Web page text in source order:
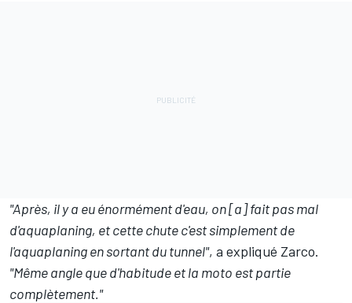
"Après, il y a eu énormément d'eau, on [a] fait pas mal
d'aquaplaning, et cette chute c'est simplement de
l'aquaplaning en sortant du tunnel", a expliqué Zarco.
"Même angle que d'habitude et la moto est partie
complètement."